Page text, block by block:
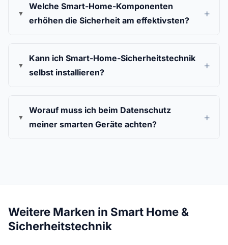
Welche Smart-Home-Komponenten
erhöhen die Sicherheit am effektivsten?
Kann ich Smart-Home-Sicherheitstechnik
selbst installieren?
Worauf muss ich beim Datenschutz
meiner smarten Geräte achten?
Weitere Marken in Smart Home &
Sicherheitstechnik